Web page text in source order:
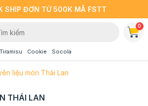
SHIP ĐƠN TỪ 500K MÃ FSTT
Tiramisu Cookie Socola
0
liệu món Thái Lan
THÁI LAN